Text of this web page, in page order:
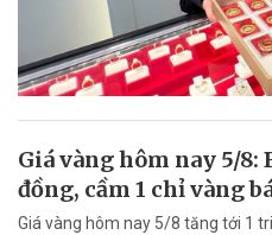
Giá vàng hôm nay 5/8:
đồng, cầm 1 chỉ vàng
Giá vàng hôm nay 5/8 tăng tới 1